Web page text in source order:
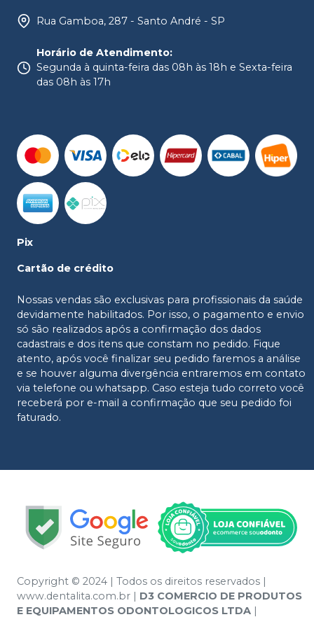
Rua Gamboa, 287 - Santo André - SP
Horário de Atendimento:
Segunda à quinta-feira das 08h às 18h e Sexta-feira
das 08h às 17h
Pix
Cartão de crédito
Nossas vendas são exclusivas para profissionais da saúde
devidamente habilitados. Por isso, o pagamento e envio
só são realizados após a confirmação dos dados
cadastrais e dos itens que constam no pedido. Fique
atento, após você finalizar seu pedido faremos a análise
e se houver alguma divergência entraremos em contato
via telefone ou whatsapp. Caso esteja tudo correto você
receberá por e-mail a confirmação que seu pedido foi
faturado.
Copyright © 2024 | Todos os direitos reservados |
www.dentalita.com.br | D3 COMERCIO DE PRODUTOS
E EQUIPAMENTOS ODONTOLOGICOS LTDA |